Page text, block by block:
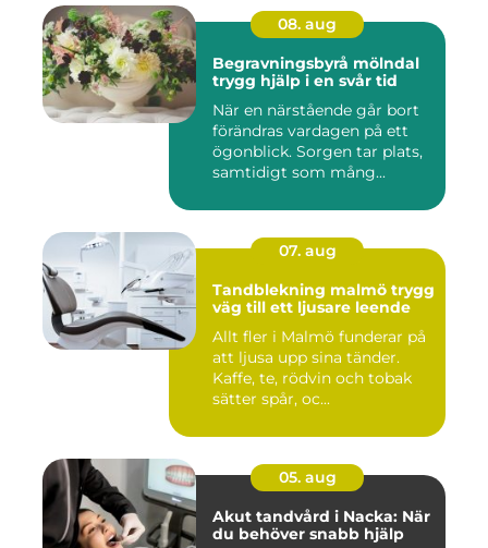
08. aug
Begravningsbyrå mölndal
trygg hjälp i en svår tid
När en närstående går bort
förändras vardagen på ett
ögonblick. Sorgen tar plats,
samtidigt som mång...
07. aug
Tandblekning malmö trygg
väg till ett ljusare leende
Allt fler i Malmö funderar på
att ljusa upp sina tänder.
Kaffe, te, rödvin och tobak
sätter spår, oc...
05. aug
Akut tandvård i Nacka: När
du behöver snabb hjälp